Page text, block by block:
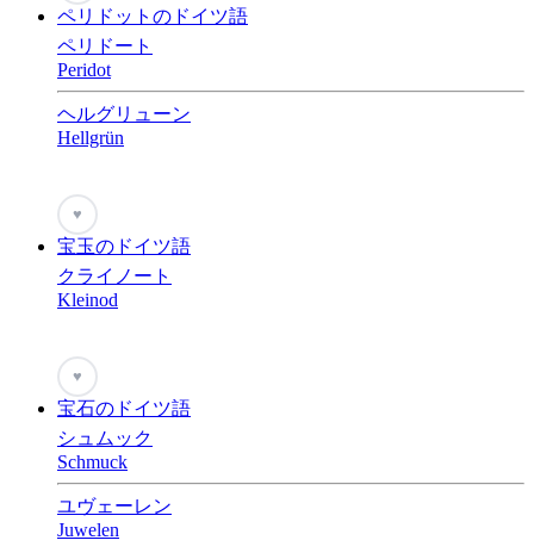
ペリドットのドイツ語
ペリドート
Peridot
ヘルグリューン
Hellgrün
♥
宝玉のドイツ語
クライノート
Kleinod
♥
宝石のドイツ語
シュムック
Schmuck
ユヴェーレン
Juwelen